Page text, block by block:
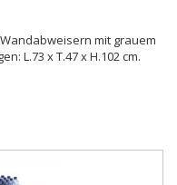
mit grauem
L.73 x T.47 x H.102 cm.